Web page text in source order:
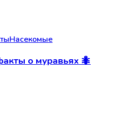
Насекомые
о муравьях 🐜